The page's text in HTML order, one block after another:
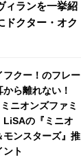
ィランを一挙紹
ドクター・オク
フクー！のフレー
から離れない！
ニオンズファミ
LiSAの『ミニオ
モンスターズ』推
ント